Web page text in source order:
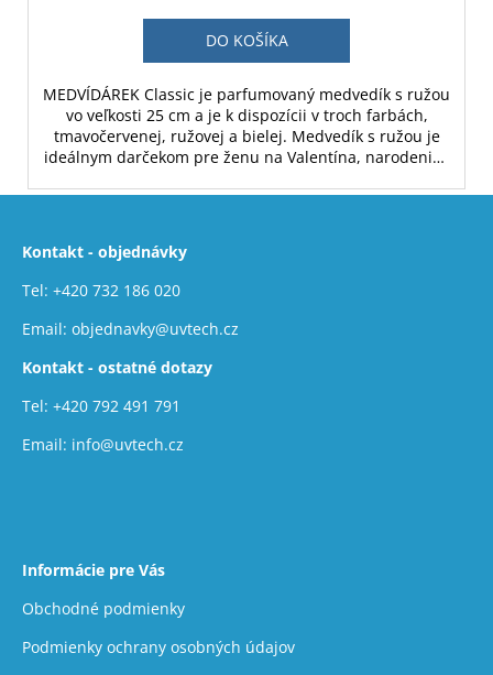
DO KOŠÍKA
MEDVÍDÁREK Classic je parfumovaný medvedík s ružou
vo veľkosti 25 cm a je k dispozícii v troch farbách,
tmavočervenej, ružovej a bielej. Medvedík s ružou je
ideálnym darčekom pre ženu na Valentína, narodeniny
Kontakt - objednávky
Tel: +420 732 186 020
Email: objednavky@uvtech.cz
Kontakt - ostatné dotazy
Tel: +420 792 491 791
Email: info@uvtech.cz
Informácie pre Vás
Obchodné podmienky
Podmienky ochrany osobných údajov